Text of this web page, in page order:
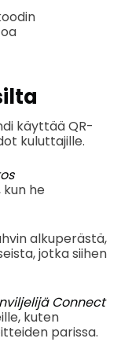
käyttää QR-
kuluttajille.
he
alkuperästä,
jotka siihen
Connect
kuten
parissa.